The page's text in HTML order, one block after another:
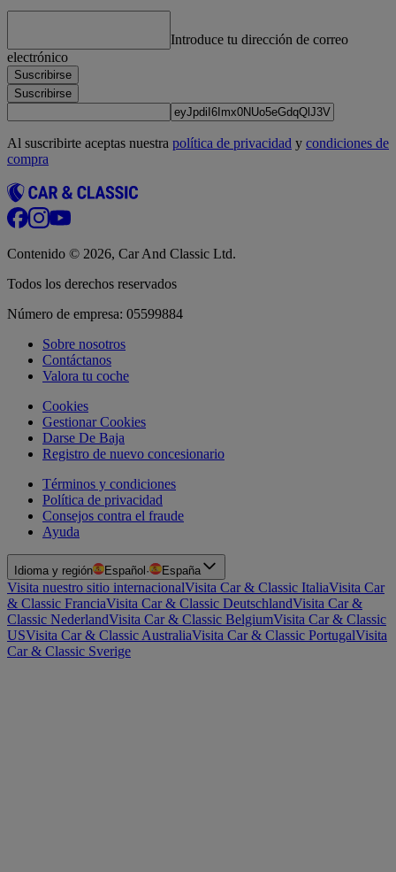
Introduce tu dirección de correo
electrónico
Suscribirse
Suscribirse
Al suscribirte aceptas nuestra política de privacidad y condiciones de
compra
Contenido © 2026, Car And Classic Ltd.
Todos los derechos reservados
Número de empresa: 05599884
Sobre nosotros
Contáctanos
Valora tu coche
Cookies
Gestionar Cookies
Darse De Baja
Registro de nuevo concesionario
Términos y condiciones
Política de privacidad
Consejos contra el fraude
Ayuda
Idioma y región Español · España
Visita nuestro sitio internacionalVisita Car & Classic ItaliaVisita Car
& Classic FranciaVisita Car & Classic DeutschlandVisita Car &
Classic NederlandVisita Car & Classic BelgiumVisita Car & Classic
USVisita Car & Classic AustraliaVisita Car & Classic PortugalVisita
Car & Classic Sverige